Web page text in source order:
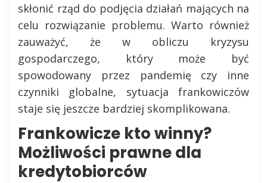
skłonić rząd do podjęcia działań mających na
celu rozwiązanie problemu. Warto również
zauważyć, że w obliczu kryzysu
gospodarczego, który może być
spowodowany przez pandemię czy inne
czynniki globalne, sytuacja frankowiczów
staje się jeszcze bardziej skomplikowana.
Frankowicze kto winny?
Możliwości prawne dla
kredytobiorców